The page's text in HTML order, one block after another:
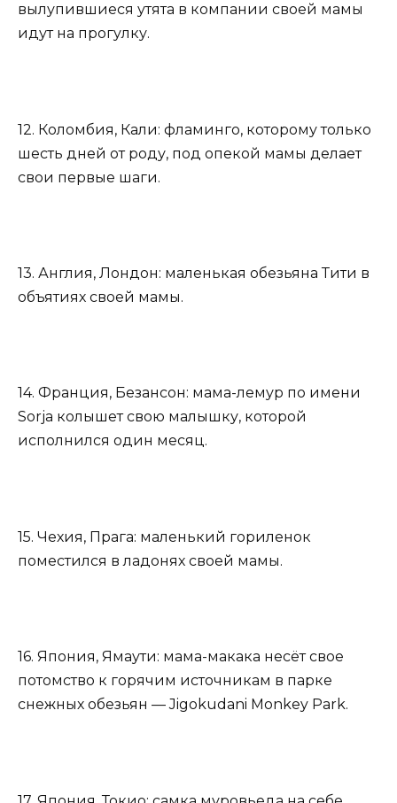
вылупившиеся утята в компании своей мамы
идут на прогулку.
12. Коломбия, Кали: фламинго, которому только
шесть дней от роду, под опекой мамы делает
свои первые шаги.
13. Англия, Лондон: маленькая обезьяна Тити в
объятиях своей мамы.
14. Франция, Безансон: мама-лемур по имени
Sorja колышет свою малышку, которой
исполнился один месяц.
15. Чехия, Прага: маленький гориленок
поместился в ладонях своей мамы.
16. Япония, Ямаути: мама-макака несёт свое
потомство к горячим источникам в парке
снежных обезьян — Jigokudani Monkey Park.